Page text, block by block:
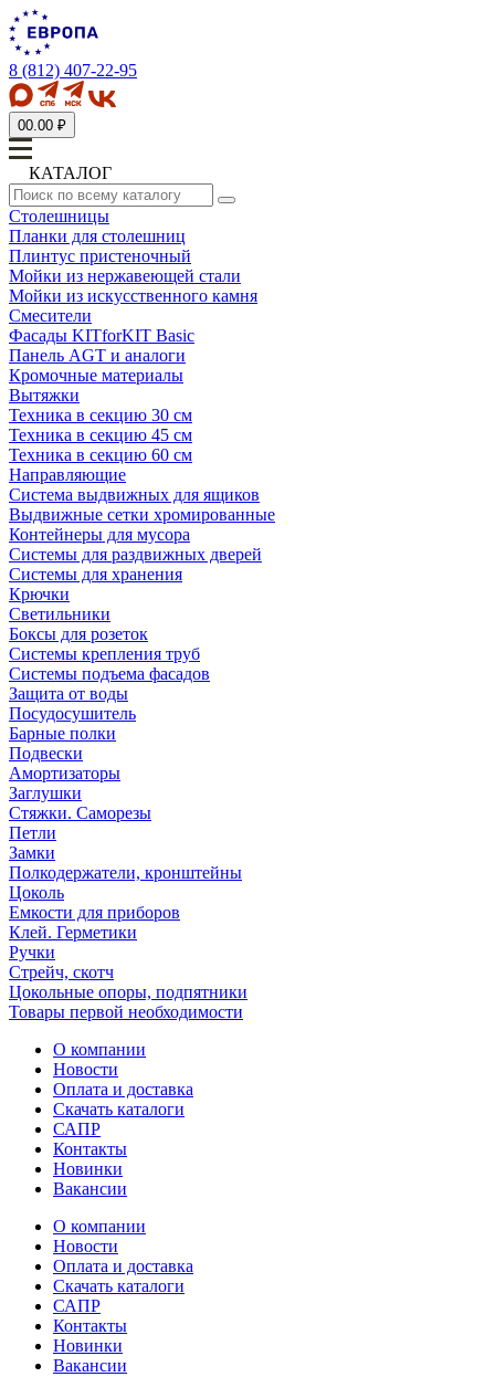
8 (812) 407-22-95
00.00 ₽
КАТАЛОГ
Столешницы
Планки для столешниц
Плинтус пристеночный
Мойки из нержавеющей стали
Мойки из искусственного камня
Смесители
Фасады KITforKIT Basic
Панель AGT и аналоги
Кромочные материалы
Вытяжки
Техника в секцию 30 см
Техника в секцию 45 см
Техника в секцию 60 см
Направляющие
Система выдвижных для ящиков
Выдвижные сетки хромированные
Контейнеры для мусора
Системы для раздвижных дверей
Системы для хранения
Крючки
Светильники
Боксы для розеток
Системы крепления труб
Системы подъема фасадов
Защита от воды
Посудосушитель
Барные полки
Подвески
Амортизаторы
Заглушки
Стяжки. Саморезы
Петли
Замки
Полкодержатели, кронштейны
Цоколь
Емкости для приборов
Клей. Герметики
Ручки
Стрейч, скотч
Цокольные опоры, подпятники
Товары первой необходимости
О компании
Новости
Оплата и доставка
Скачать каталоги
САПР
Контакты
Новинки
Вакансии
О компании
Новости
Оплата и доставка
Скачать каталоги
САПР
Контакты
Новинки
Вакансии